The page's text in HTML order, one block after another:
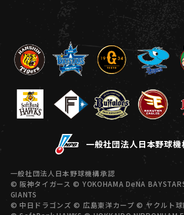
一般社団法人日本野球機
一般社団法人日本野球機構承認
© 阪神タイガース © YOKOHAMA DeNA
GIANTS
© 中日ドラゴンズ © 広島東洋カープ © ヤクルト球